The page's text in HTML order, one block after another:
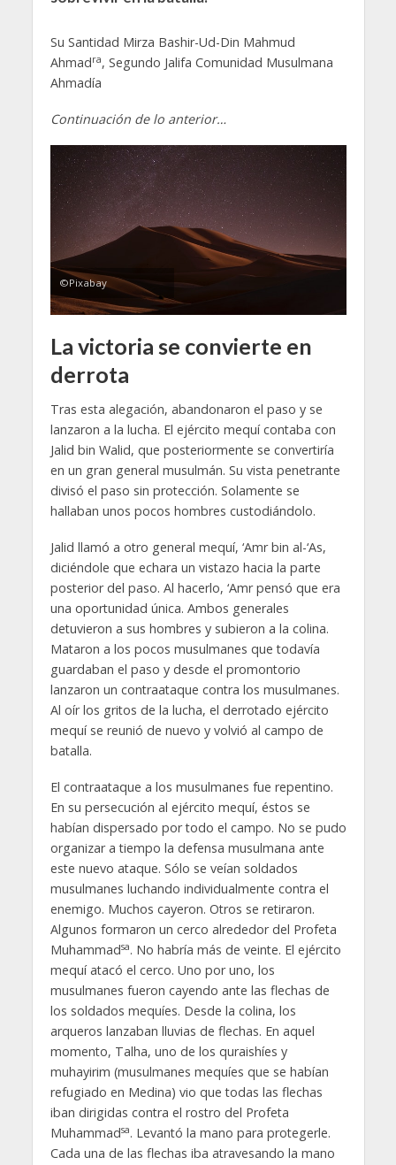
Su Santidad Mirza Bashir-Ud-Din Mahmud
Ahmadra, Segundo Jalifa Comunidad Musulmana
Ahmadía
Continuación de lo anterior…
©Pixabay
La victoria se convierte en
derrota
Tras esta alegación, abandonaron el paso y se
lanzaron a la lucha. El ejército mequí contaba con
Jalid bin Walid, que posteriormente se convertiría
en un gran general musulmán. Su vista penetrante
divisó el paso sin protección. Solamente se
hallaban unos pocos hombres custodiándolo.
Jalid llamó a otro general mequí, ‘Amr bin al-‘As,
diciéndole que echara un vistazo hacia la parte
posterior del paso. Al hacerlo, ‘Amr pensó que era
una oportunidad única. Ambos generales
detuvieron a sus hombres y subieron a la colina.
Mataron a los pocos musulmanes que todavía
guardaban el paso y desde el promontorio
lanzaron un contraataque contra los musulmanes.
Al oír los gritos de la lucha, el derrotado ejército
mequí se reunió de nuevo y volvió al campo de
batalla.
El contraataque a los musulmanes fue repentino.
En su persecución al ejército mequí, éstos se
habían dispersado por todo el campo. No se pudo
organizar a tiempo la defensa musulmana ante
este nuevo ataque. Sólo se veían soldados
musulmanes luchando individualmente contra el
enemigo. Muchos cayeron. Otros se retiraron.
Algunos formaron un cerco alrededor del Profeta
Muhammadsa. No habría más de veinte. El ejército
mequí atacó el cerco. Uno por uno, los
musulmanes fueron cayendo ante las flechas de
los soldados mequíes. Desde la colina, los
arqueros lanzaban lluvias de flechas. En aquel
momento, Talha, uno de los quraishíes y
muhayirim (musulmanes mequíes que se habían
refugiado en Medina) vio que todas las flechas
iban dirigidas contra el rostro del Profeta
Muhammadsa. Levantó la mano para protegerle.
Cada una de las flechas iba atravesando la mano